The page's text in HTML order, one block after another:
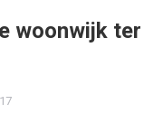
woonwijk ter